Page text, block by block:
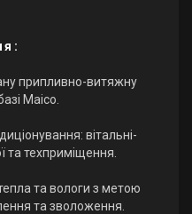
припливно-витяжну
Maico.
вітальні-
та техприміщення.
та вологи з метою
та зволоження.